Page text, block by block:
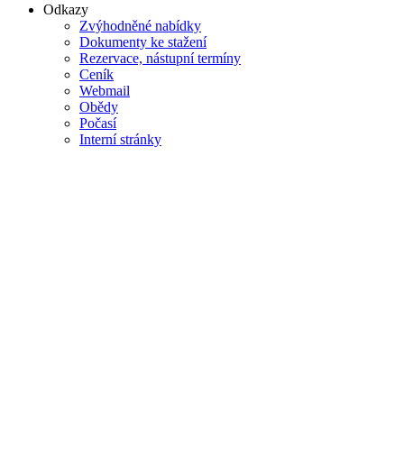
Odkazy
Zvýhodněné nabídky
Dokumenty ke stažení
Rezervace, nástupní termíny
Ceník
Webmail
Obědy
Počasí
Interní stránky